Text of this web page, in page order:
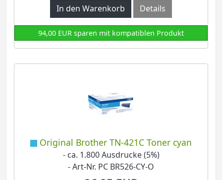
In den Warenkorb
Details
94,00 EUR sparen mit kompatiblen Produkt
Original Brother TN-421C Toner cyan
- ca. 1.800 Ausdrucke (5%)
- Art-Nr. PC BR526-CY-O